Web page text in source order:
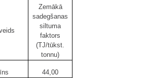
Zemākā
sadegšanas
siltuma
faktors
(TJ/tūkst.
tonnu)
44,00